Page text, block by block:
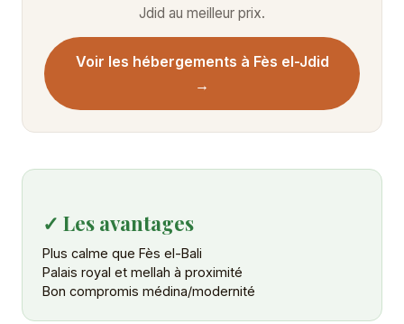
Jdid au meilleur prix.
Voir les hébergements à Fès el-Jdid
→
✓ Les avantages
Plus calme que Fès el-Bali
Palais royal et mellah à proximité
Bon compromis médina/modernité